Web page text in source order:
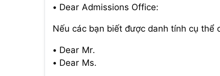
• Dear Admissions Office:
Nếu các bạn biết được danh tính cụ thể
• Dear Mr.
• Dear Ms.